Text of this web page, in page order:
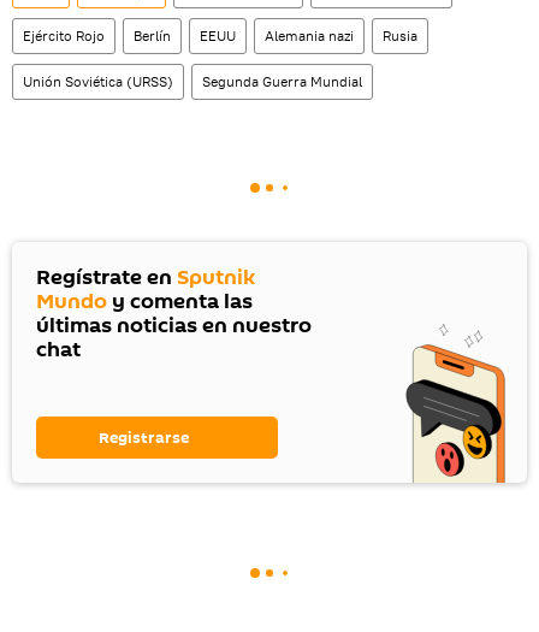
Ejército Rojo Berlín EEUU Alemania nazi Rusia
Unión Soviética (URSS) Segunda Guerra Mundial
Regístrate en Sputnik
Mundo y comenta las
últimas noticias en nuestro
chat
Registrarse